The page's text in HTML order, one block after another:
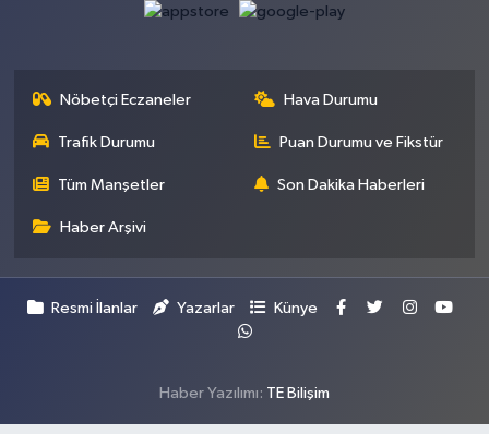
Nöbetçi Eczaneler Hava Durumu
Trafik Durumu Puan Durumu ve Fikstür
Tüm Manşetler Son Dakika Haberleri
Haber Arşivi
Resmi İlanlar Yazarlar Künye
Haber Yazılımı: TE Bilişim